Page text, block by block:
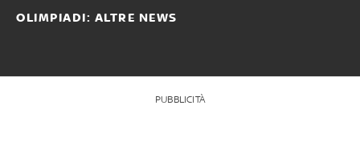
OLIMPIADI: ALTRE NEWS
PUBBLICITÀ